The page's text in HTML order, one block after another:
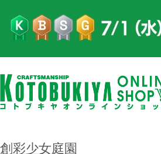
創彩少女庭園